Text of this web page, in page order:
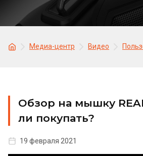
Медиа-центр Видео
Обзор на мышку
ли покупать?
19 февраля 2021